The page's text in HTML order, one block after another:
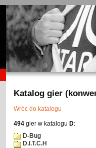
Katalog gier
Wróc do katalogu
494 gier w katalogu D:
D-Bug
D.I.T.C.H